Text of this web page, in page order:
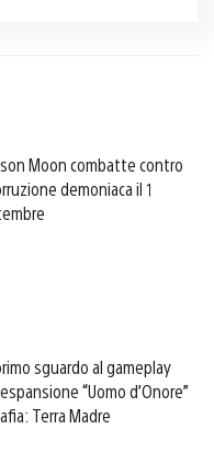
Moon combatte contro
demoniaca il 1
sguardo al gameplay
“Uomo d’Onore”
Terra Madre